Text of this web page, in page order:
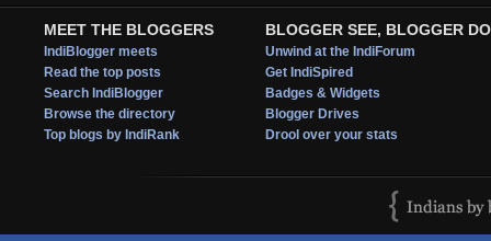
MEET THE BLOGGERS
IndiBlogger meets
Read the top posts
Search IndiBlogger
Browse the directory
Top blogs by IndiRank
BLOGGER SEE, BLOGGER DO
Unwind at the IndiForum
Get IndiSpired
Badges & Widgets
Blogger Drives
Drool over your stats